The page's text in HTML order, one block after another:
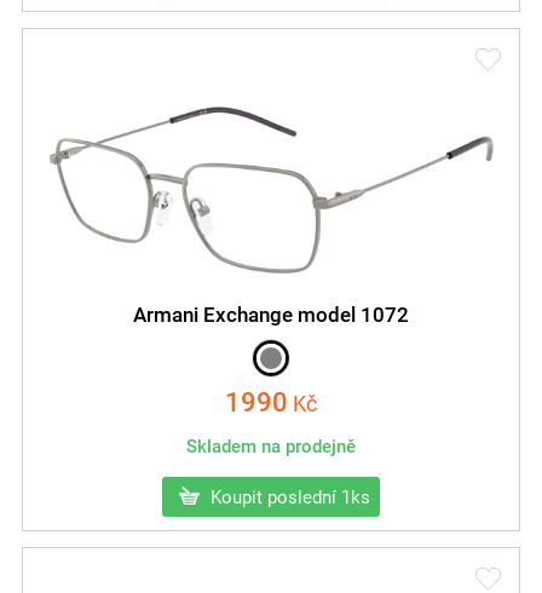
Armani Exchange model 1072
1990 Kč
Skladem na prodejně
Koupit poslední 1ks